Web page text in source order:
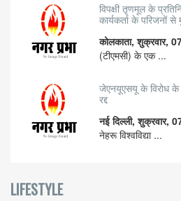
विपक्षी तृणमूल के
कार्यकर्ता के परिजनों से
कोलकाता, शुक्रवार,
(टीएमसी) के एक ...
जेएनयूएसयू के विरोध के
रद्द
नई दिल्ली, शुक्रवार,
नेहरू विश्वविद्या ...
LIFESTYLE